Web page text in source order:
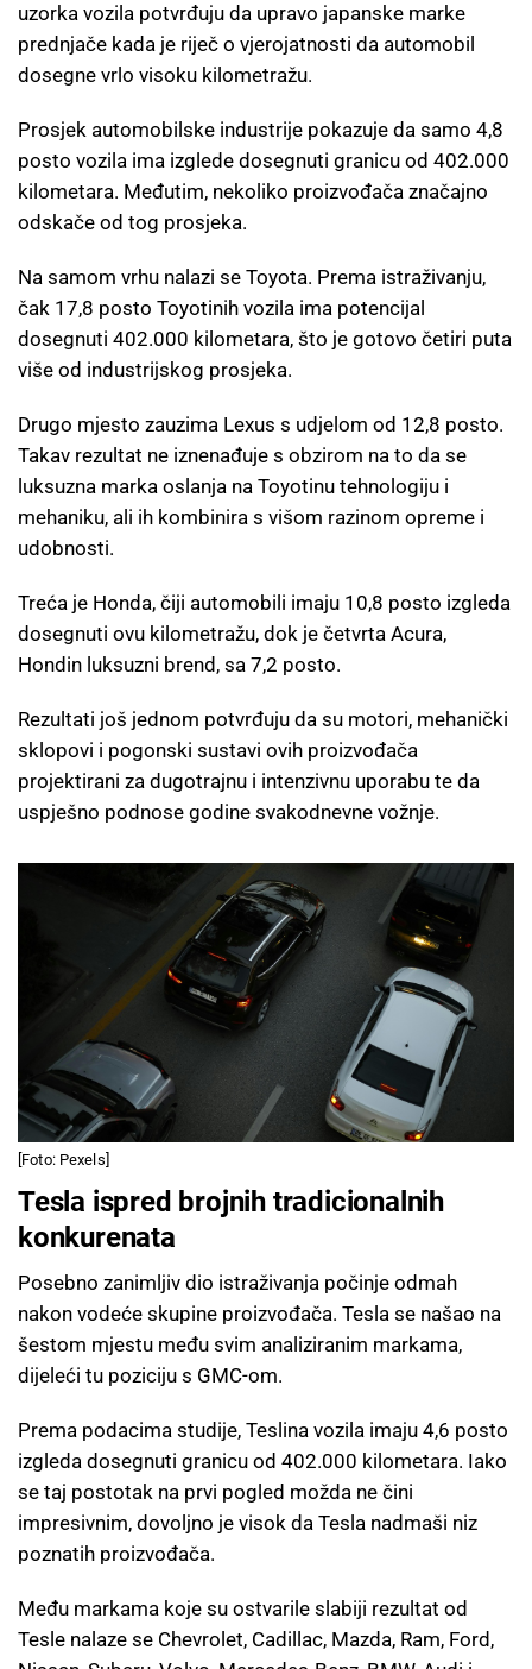
uzorka vozila potvrđuju da upravo japanske marke
prednjače kada je riječ o vjerojatnosti da automobil
dosegne vrlo visoku kilometražu.
Prosjek automobilske industrije pokazuje da samo 4,8
posto vozila ima izglede dosegnuti granicu od 402.000
kilometara. Međutim, nekoliko proizvođača značajno
odskače od tog prosjeka.
Na samom vrhu nalazi se Toyota. Prema istraživanju,
čak 17,8 posto Toyotinih vozila ima potencijal
dosegnuti 402.000 kilometara, što je gotovo četiri puta
više od industrijskog prosjeka.
Drugo mjesto zauzima Lexus s udjelom od 12,8 posto.
Takav rezultat ne iznenađuje s obzirom na to da se
luksuzna marka oslanja na Toyotinu tehnologiju i
mehaniku, ali ih kombinira s višom razinom opreme i
udobnosti.
Treća je Honda, čiji automobili imaju 10,8 posto izgleda
dosegnuti ovu kilometražu, dok je četvrta Acura,
Hondin luksuzni brend, sa 7,2 posto.
Rezultati još jednom potvrđuju da su motori, mehanički
sklopovi i pogonski sustavi ovih proizvođača
projektirani za dugotrajnu i intenzivnu uporabu te da
uspješno podnose godine svakodnevne vožnje.
[Foto: Pexels]
Tesla ispred brojnih tradicionalnih
konkurenata
Posebno zanimljiv dio istraživanja počinje odmah
nakon vodeće skupine proizvođača. Tesla se našao na
šestom mjestu među svim analiziranim markama,
dijeleći tu poziciju s GMC-om.
Prema podacima studije, Teslina vozila imaju 4,6 posto
izgleda dosegnuti granicu od 402.000 kilometara. Iako
se taj postotak na prvi pogled možda ne čini
impresivnim, dovoljno je visok da Tesla nadmaši niz
poznatih proizvođača.
Među markama koje su ostvarile slabiji rezultat od
Tesle nalaze se Chevrolet, Cadillac, Mazda, Ram, Ford,